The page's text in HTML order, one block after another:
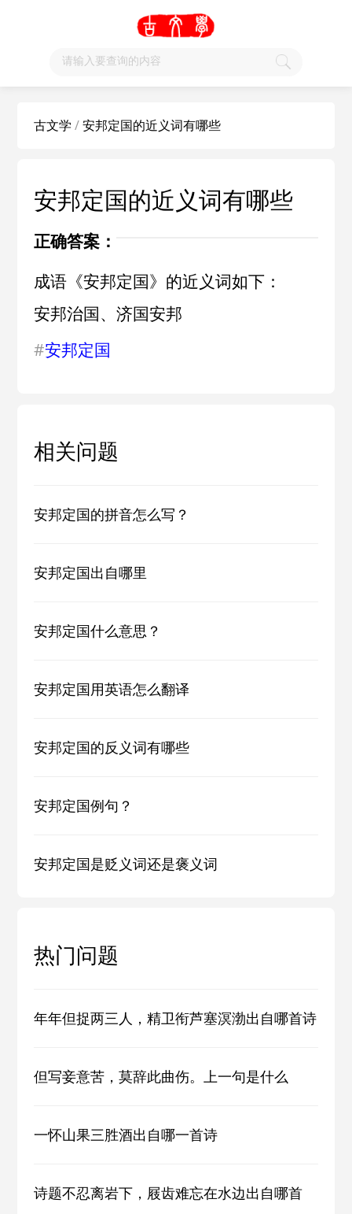
古文学 /安邦定国的近义词有哪些
安邦定国的近义词有哪些
正确答案：
成语《安邦定国》的近义词如下：
安邦治国、济国安邦
#安邦定国
相关问题
安邦定国的拼音怎么写？
安邦定国出自哪里
安邦定国什么意思？
安邦定国用英语怎么翻译
安邦定国的反义词有哪些
安邦定国例句？
安邦定国是贬义词还是褒义词
热门问题
年年但捉两三人，精卫衔芦塞溟渤出自哪首诗
但写妾意苦，莫辞此曲伤。上一句是什么
一怀山果三胜酒出自哪一首诗
诗题不忍离岩下，屐齿难忘在水边出自哪首